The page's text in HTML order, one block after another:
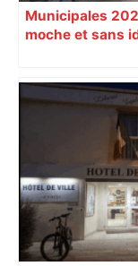
Municipales
moche et sans
Augustins